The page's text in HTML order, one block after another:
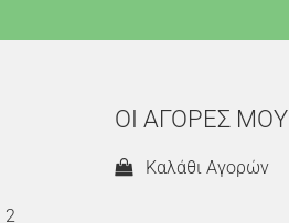
2
ΟΙ ΑΓΟΡΕΣ ΜΟΥ
Καλάθι Αγορών